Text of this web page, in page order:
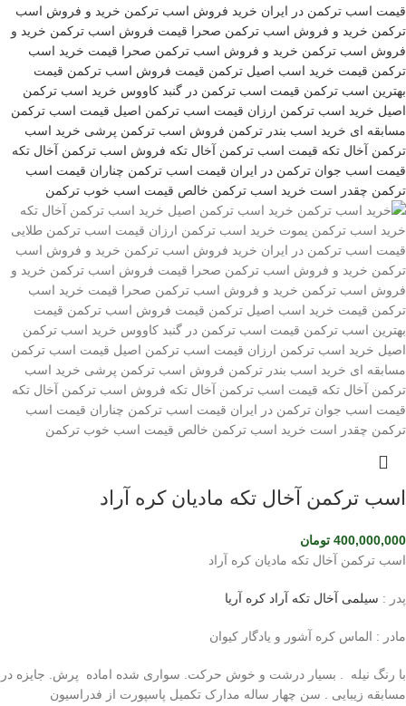
اسب ترکمن آخال تکه مادیان کره آراد
400,000,000 تومان
اسب ترکمن آخال تکه مادیان کره آراد
پدر : سیلمی آخال تکه آراد کره آریا
مادر : الماس کره آشور و یادگار کیوان
با رنگ نیله . بسیار درشت و خوش حرکت. سواری شده اماده پرش. جایزه در
مسابقه زیبایی . سن چهار ساله مدارک تکمیل پاسپورت از فدراسیون